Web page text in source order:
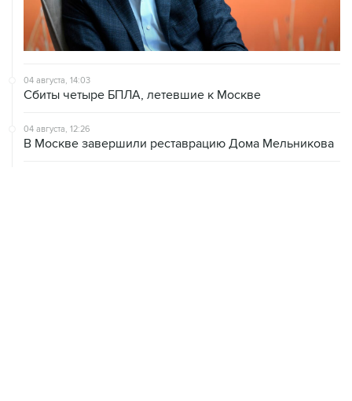
04 августа, 14:03
Сбиты четыре БПЛА, летевшие к Москве
04 августа, 12:26
В Москве завершили реставрацию Дома Мельникова